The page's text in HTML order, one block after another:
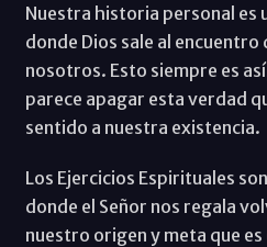
Nuestra historia personal es
donde Dios sale al encuentro
nosotros. Esto siempre es
parece apagar esta verdad
sentido a nuestra existencia.
Los Ejercicios Espirituales
donde el Señor nos regala
nuestro origen y meta que